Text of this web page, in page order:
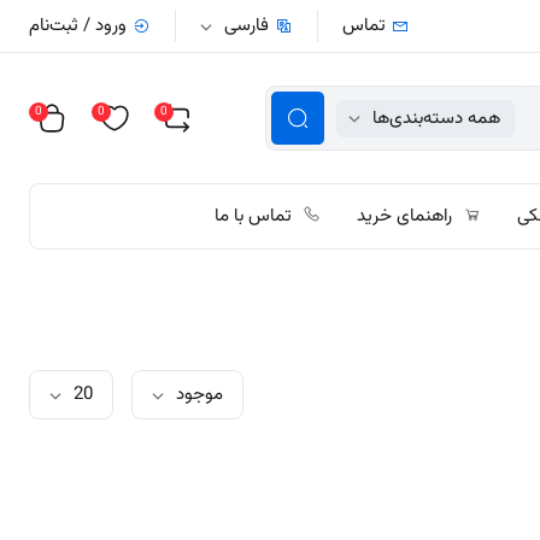
تماس فارسی ورود / ثبت‌نام
همه دسته‌بندی‌ها 0
0
0
راهنمای خرید تماس با ما
موجود 20